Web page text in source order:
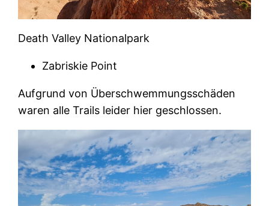
Death Valley Nationalpark
Zabriskie Point
Aufgrund von Überschwemmungsschäden
waren alle Trails leider hier geschlossen.